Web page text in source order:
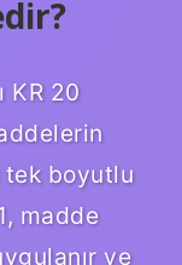
KR 20
boyutlu
madde
ve